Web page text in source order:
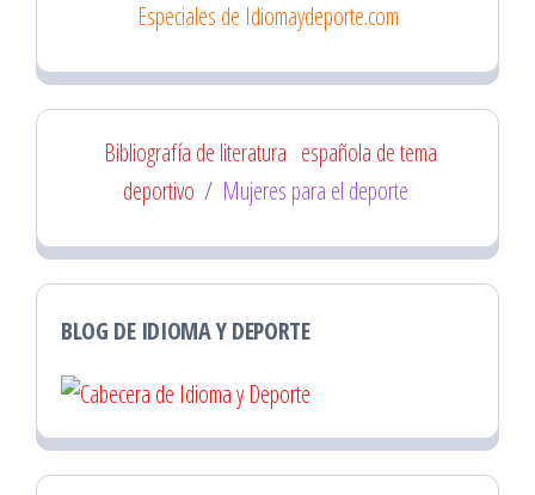
Especiales de Idiomaydeporte.com
Bibliografía de literatura española de tema
deportivo / Mujeres para el deporte
BLOG DE IDIOMA Y DEPORTE